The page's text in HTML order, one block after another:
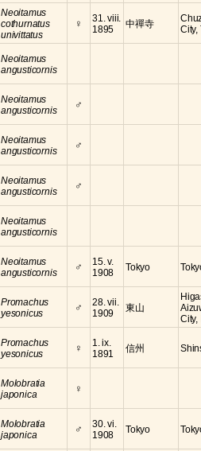
Neoitamus
cothurnatus
univittatus
♀
31. viii.
1895
中禪寺
City,
Neoitamus
angusticornis
Neoitamus
angusticornis
♂
Neoitamus
angusticornis
♂
Neoitamus
angusticornis
♂
Neoitamus
angusticornis
Neoitamus
angusticornis
♂
15. v.
1908
Tokyo
Promachus
yesonicus
♂
28. vii.
1909
東山
City,
Promachus
yesonicus
♀
1. ix.
1891
信州
Molobratia
japonica
♀
Molobratia
japonica
♂
30. vi.
1908
Tokyo